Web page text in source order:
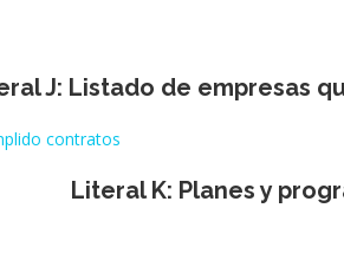
J: Listado de empresas
contratos
Literal K: Planes y